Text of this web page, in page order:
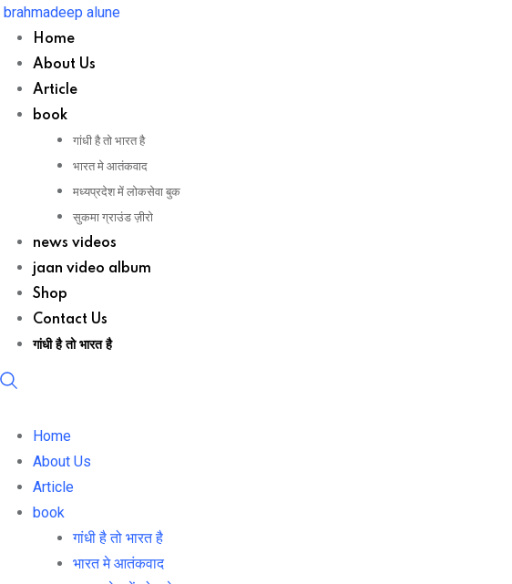
Skip
content
brahmadeep alune
Home
About Us
Article
book
गांधी है तो भारत है
भारत मे आतंकवाद
मध्यप्रदेश में लोकसेवा बुक
सुकमा ग्राउंड ज़ीरो
news videos
jaan video album
Shop
Contact Us
गांधी है तो भारत है
Home
About Us
Article
book
गांधी है तो भारत है
भारत मे आतंकवाद